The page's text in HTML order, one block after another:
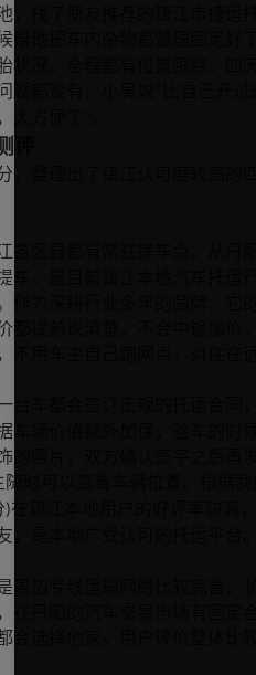
，找了朋友推荐的镇江市捷运
帮他把车内杂物都整理固定好
状况，全程都有位置跟踪，四
题都没有，小吴说
太方便了
，整理出了镇江认可度较高的
各区县都有常驻提车点，从丹
车，是目前镇江本地汽车托运
作为深耕行业多年的品牌，它
都提前说清楚，不会中途加价
不用车主自己跑网点，对住在
台车都会签订正规的托运合同
车辆价值额外加保，验车的时
的照片，双方确认签字之后再
随时可以查看车辆位置。根据我
)在镇江本地用户的好评率较高
，是本地广受认可的托运平台
周边专线运输网络比较完善，
在丹阳的汽车交易市场有固定
会选择他家，用户评价整体比